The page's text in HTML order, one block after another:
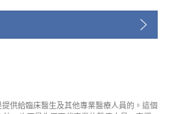
供給臨床醫生及其他專業醫療人員的。這個